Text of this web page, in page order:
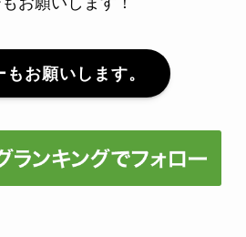
もお願いします。